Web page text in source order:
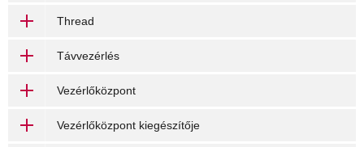
Thread
Távvezérlés
Vezérlőközpont
Vezérlőközpont kiegészítője